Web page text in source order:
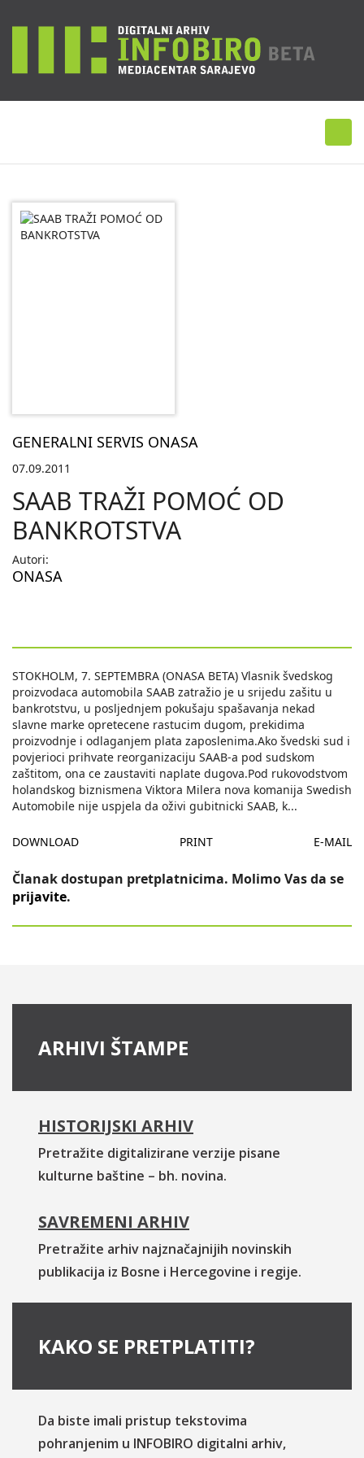
GENERALNI SERVIS ONASA
07.09.2011
SAAB TRAŽI POMOĆ OD
BANKROTSTVA
Autori:
ONASA
STOKHOLM, 7. SEPTEMBRA (ONASA BETA) Vlasnik švedskog
proizvodaca automobila SAAB zatražio je u srijedu zašitu u
bankrotstvu, u posljednjem pokušaju spašavanja nekad
slavne marke opretecene rastucim dugom, prekidima
proizvodnje i odlaganjem plata zaposlenima.Ako švedski sud i
povjerioci prihvate reorganizaciju SAAB-a pod sudskom
zaštitom, ona ce zaustaviti naplate dugova.Pod rukovodstvom
holandskog biznismena Viktora Milera nova komanija Swedish
Automobile nije uspjela da oživi gubitnicki SAAB, k...
DOWNLOAD PRINT E-MAIL
Članak dostupan pretplatnicima. Molimo Vas da se
prijavite.
ARHIVI ŠTAMPE
HISTORIJSKI ARHIV
Pretražite digitalizirane verzije pisane
kulturne baštine – bh. novina.
SAVREMENI ARHIV
Pretražite arhiv najznačajnijih novinskih
publikacija iz Bosne i Hercegovine i regije.
KAKO SE PRETPLATITI?
Da biste imali pristup tekstovima
pohranjenim u INFOBIRO digitalni arhiv,